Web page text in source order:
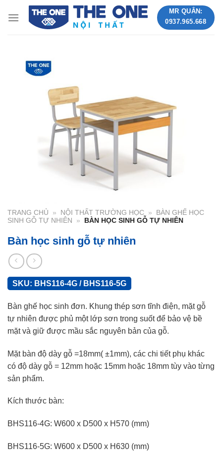
MR QUÂN:
0937.965.668
TRANG CHỦ » NỘI THẤT TRƯỜNG HỌC »
BÀN GHẾ HỌC
SINH GỖ TỰ NHIÊN
» BÀN HỌC SINH GỖ TỰ NHIÊN
Bàn học sinh gỗ tự nhiên
SKU: BHS116-4G / BHS116-5G
Bàn ghế học sinh đơn. Khung thép sơn tĩnh điện, mặt gỗ
tự nhiên được phủ một lớp sơn trong suốt để bảo vệ bề
mặt và giữ được mầu sắc nguyên bản của gỗ.
Mặt bàn độ dày gỗ =18mm( ±1mm), các chi tiết phụ khác
có độ dày gỗ = 12mm hoặc 15mm hoặc 18mm tùy vào từng
sản phẩm.
Kích thước bàn:
BHS116-4G: W600 x D500 x H570 (mm)
BHS116-5G: W600 x D500 x H630 (mm)